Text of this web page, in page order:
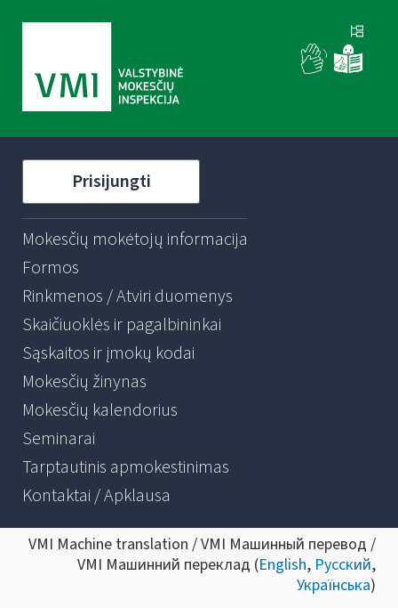
Prisijungti
Mokesčių mokėtojų informacija
Formos
Rinkmenos / Atviri duomenys
Skaičiuoklės ir pagalbininkai
Sąskaitos ir įmokų kodai
Mokesčių žinynas
Mokesčių kalendorius
Seminarai
Tarptautinis apmokestinimas
Kontaktai / Apklausa
VMI Machine translation / VMI Машинный перевод /
VMI Машинний переклад (English, Русский,
Українська)